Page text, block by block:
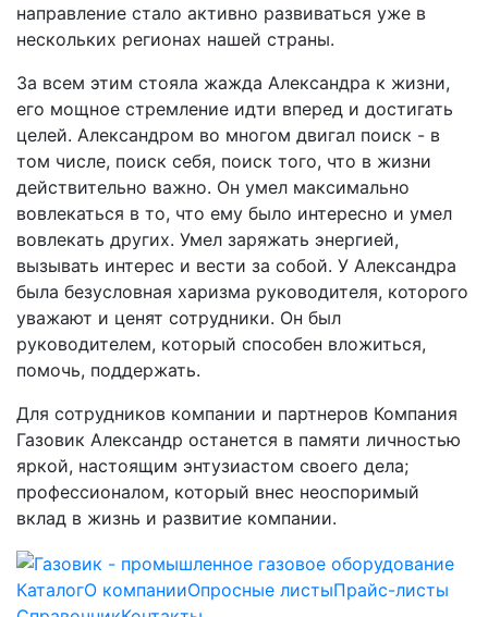
направление стало активно развиваться уже в
нескольких регионах нашей страны.
За всем этим стояла жажда Александра к жизни,
его мощное стремление идти вперед и достигать
целей. Александром во многом двигал поиск - в
том числе, поиск себя, поиск того, что в жизни
действительно важно. Он умел максимально
вовлекаться в то, что ему было интересно и умел
вовлекать других. Умел заряжать энергией,
вызывать интерес и вести за собой. У Александра
была безусловная харизма руководителя, которого
уважают и ценят сотрудники. Он был
руководителем, который способен вложиться,
помочь, поддержать.
Для сотрудников компании и партнеров Компания
Газовик Александр останется в памяти личностью
яркой, настоящим энтузиастом своего дела;
профессионалом, который внес неоспоримый
вклад в жизнь и развитие компании.
КаталогО компанииОпросные листыПрайс-листы